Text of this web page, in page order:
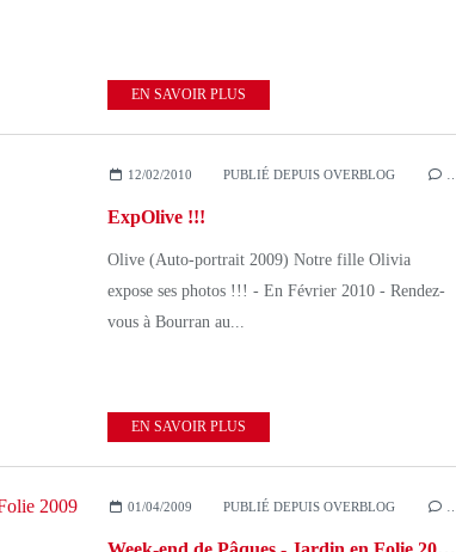
EN SAVOIR PLUS
12/02/2010 PUBLIÉ DEPUIS OVERBLOG
ExpOlive !!!
Olive (Auto-portrait 2009) Notre fille Olivia
expose ses photos !!! - En Février 2010 - Rendez-
vous à Bourran au...
EN SAVOIR PLUS
01/04/2009 PUBLIÉ DEPUIS OVERBLOG